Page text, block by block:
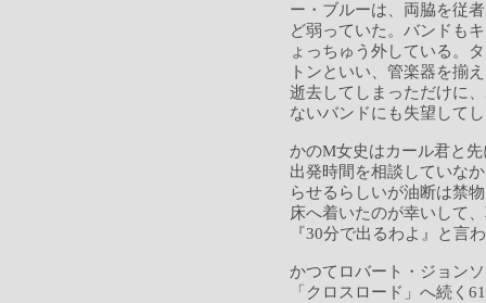
ー・ブルーは、両脇を従
ど弱っていた。バンドも
ょっちゅう外している。
トンといい、管楽器を揃
逝去してしまっただけに
ないバンドにも失望して
かのM女史はカール君と
出発時間を相談していな
らせるらしいが油断は禁
床へ着いたのが幸いして
『30分で出るわよ』と言
かつてロバート・ジョン
「クロスロード」へ続く